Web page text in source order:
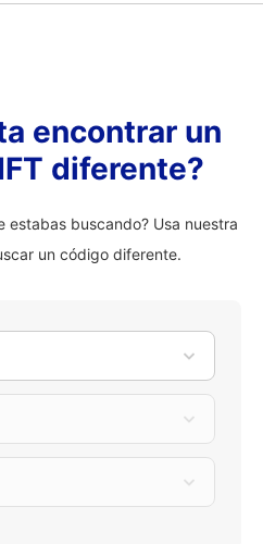
encontrar un
diferente?
estabas buscando? Usa nuestra
un código diferente.